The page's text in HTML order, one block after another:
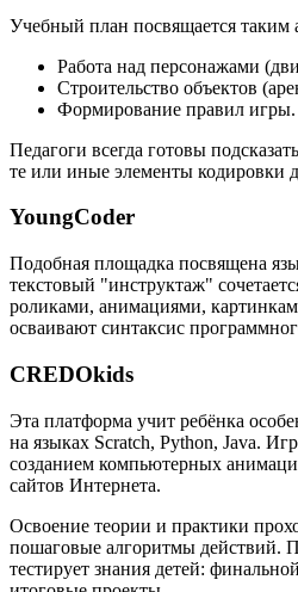
Учебный план посвящается таким
Работа над персонажами
Строительство объектов
Формирование правил игры.
Педагоги всегда готовы
те или иные элементы кодировки
YoungCoder
Подобная площадка посвящена
текстовый "инструктаж"
роликами, анимациями,
осваивают синтаксис
CREDOkids
Эта платформа учит ребёнка
на языках Scratch, Python, Java.
созданием компьютерных
сайтов Интернета.
Освоение теории и практики
пошаговые алгоритмы действий.
тестирует знания детей: